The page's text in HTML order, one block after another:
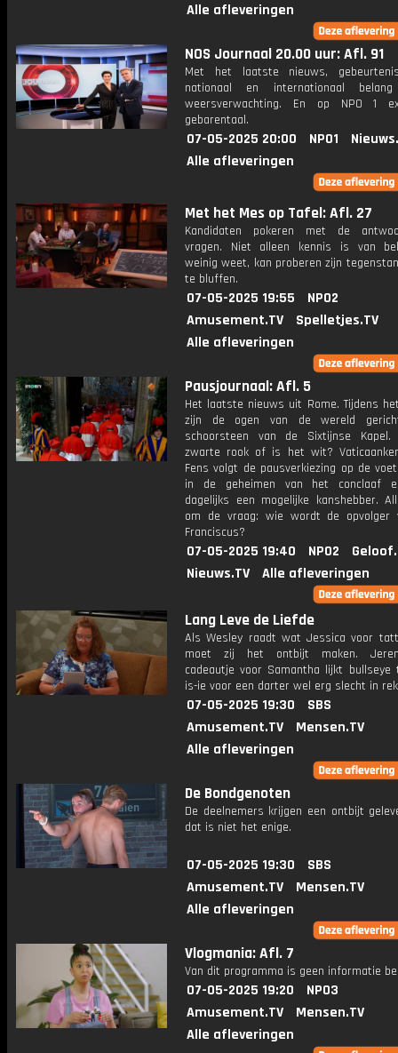
Alle afleveringen
NOS Journaal 20.00 uur: Afl. 91
Met het laatste nieuws,
nationaal en internationaal
weersverwachting. En op NPO 1
gebarentaal.
07-05-2025 20:00 NPO1
Alle afleveringen
Met het Mes op Tafel: Afl. 27
Kandidaten pokeren met de
vragen. Niet alleen kennis is van
weinig weet, kan proberen zijn
te bluffen.
07-05-2025 19:55
NPO2
Amusement.TV
Spelletjes.TV
Alle afleveringen
Pausjournaal: Afl. 5
Het laatste nieuws uit Rome. Tijdens
zijn de ogen van de wereld
schoorsteen van de Sixtijnse
zwarte rook of is het wit?
Fens volgt de pausverkiezing op de
in de geheimen van het conclaaf
dagelijks een mogelijke kanshebber.
om de vraag: wie wordt de opvolger
Franciscus?
07-05-2025 19:40 NPO2
Nieuws.TV
Alle afleveringen
Lang Leve de Liefde
Als Wesley raadt wat Jessica voor
moet zij het ontbijt maken.
cadeautje voor Samantha lijkt bullseye
is-ie voor een darter wel erg slecht in
07-05-2025 19:30
SBS
Amusement.TV
Mensen.TV
Alle afleveringen
De Bondgenoten
De deelnemers krijgen een ontbijt
dat is niet het enige.
07-05-2025 19:30
SBS
Amusement.TV
Mensen.TV
Alle afleveringen
Vlogmania: Afl. 7
Van dit programma is geen informatie
07-05-2025 19:20
NPO3
Amusement.TV
Mensen.TV
Alle afleveringen